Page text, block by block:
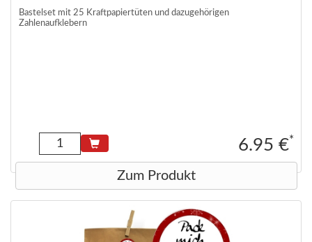
Bastelset mit 25 Kraftpapiertüten und dazugehörigen
Zahlenaufklebern
6.95 €*
Zum Produkt